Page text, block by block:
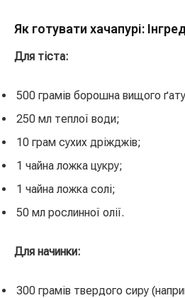
Як готувати хачапурі:
Для тіста:
500 грамів борошна вищого
250 мл теплої води;
10 грам сухих дріжджів;
1 чайна ложка цукру;
1 чайна ложка солі;
50 мл рослинної олії.
Для начинки:
300 грамів твердого сиру